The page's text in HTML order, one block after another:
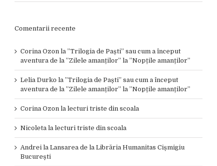
Comentarii recente
Corina Ozon la ”Trilogia de Paști” sau cum a început
aventura de la ”Zilele amanților” la ”Nopțile amanților”
Lelia Durko la ”Trilogia de Paști” sau cum a început
aventura de la ”Zilele amanților” la ”Nopțile amanților”
Corina Ozon la lecturi triste din scoala
Nicoleta la lecturi triste din scoala
Andrei la Lansarea de la Librăria Humanitas Cișmigiu
București